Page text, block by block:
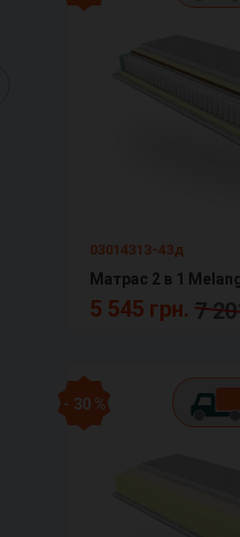
03014313-43д
Матрас 2 в 1
5 545 грн. 7
- 30 %